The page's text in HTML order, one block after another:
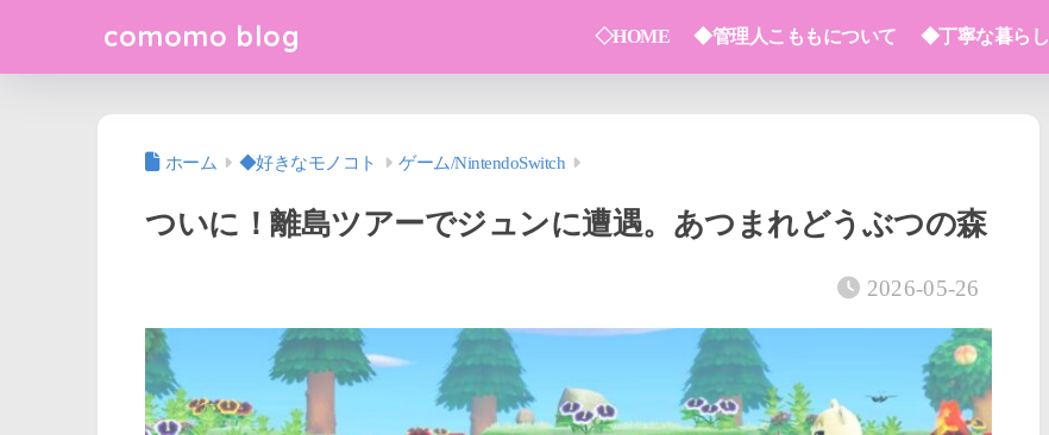
comomo blog ◇HOME ◆管理人こももについて ◆丁寧な暮らし
ホーム ◆好きなモノコト ゲーム/NintendoSwitch
ついに！離島ツアーでジュンに遭遇。あつまれどうぶつの森
2026-05-26